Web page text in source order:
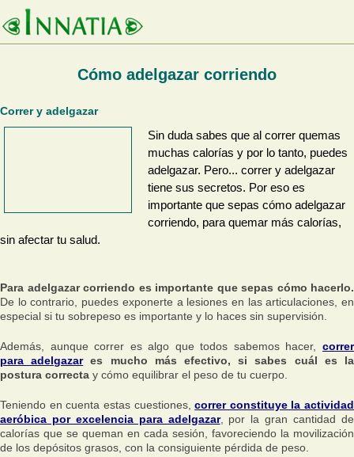
Cómo adelgazar corriendo
Correr y adelgazar
Sin duda sabes que al correr quemas
muchas calorías y por lo tanto, puedes
adelgazar. Pero... correr y adelgazar
tiene sus secretos. Por eso es
importante que sepas cómo adelgazar
corriendo, para quemar más calorías,
sin afectar tu salud.
Para adelgazar corriendo es importante que sepas cómo hacerlo.
De lo contrario, puedes exponerte a lesiones en las articulaciones, en
especial si tu sobrepeso es importante y lo haces sin supervisión.
Además, aunque correr es algo que todos sabemos hacer,
correr
para adelgazares mucho más efectivo, si sabes cuál es la
postura correcta y cómo equilibrar el peso de tu cuerpo.
Teniendo en cuenta estas cuestiones,correr constituye la actividad
aeróbica por excelencia para adelgazar, por la gran cantidad de
calorías que se queman en cada sesión, favoreciendo la movilización
de los depósitos grasos, con la consiguiente pérdida de peso.